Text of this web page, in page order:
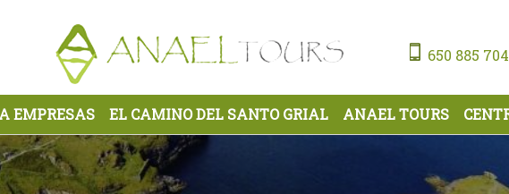
650 885 704
EMPRESAS EL CAMINO DEL SANTO GRIAL ANAEL TOURS